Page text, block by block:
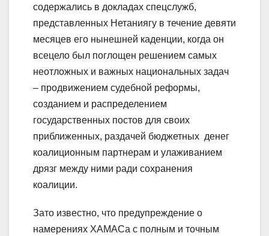
содержались в докладах спецслужб,
представленных Нетаниягу в течение девяти
месяцев его нынешней каденции, когда он
всецело был поглощен решением самых
неотложных и важных национальных задач
– продвижением судебной реформы,
созданием и распределением
государственных постов для своих
приближенных, раздачей бюджетных денег
коалиционным партнерам и улаживанием
дрязг между ними ради сохранения
коалиции.
Зато известно, что предупреждение о
намерениях ХАМАСа с полным и точным